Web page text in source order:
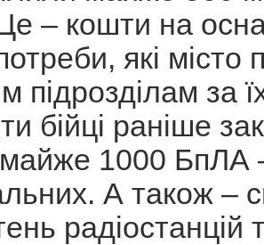
– кошти на
які місто
підрозділам за
бійці раніше
1000 БпЛА
А також –
радіостанцій